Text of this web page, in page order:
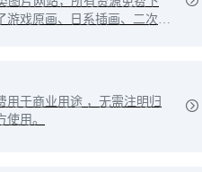
戏原画、日系插画、二次元
用于商业用途 ，无需注明归
用。